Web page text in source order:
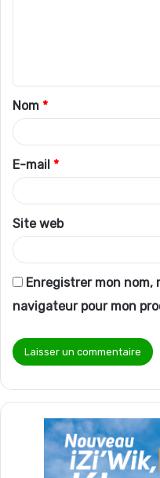
t
a
i
r
e
*
Nom *
E-mail *
Site web
Enregistrer mon nom,
navigateur pour mon